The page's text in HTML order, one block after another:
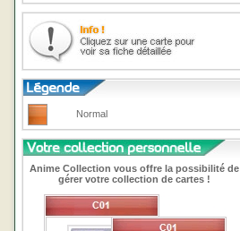
Normal
Anime Collection vous offre la possibilité de
gérer votre collection de cartes !